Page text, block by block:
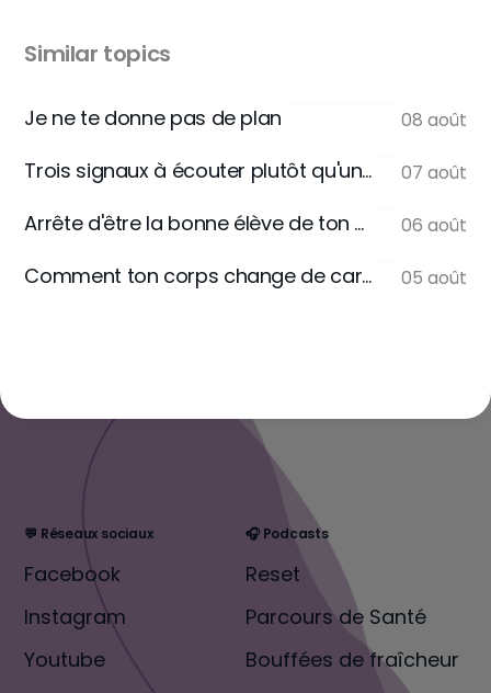
Similar topics
Je ne te donne pas de plan 08 août
Trois signaux à écouter plutôt qu'une règle 07 août
Arrête d'être la bonne élève de ton assiette 06 août
Comment ton corps change de carburant 05 août
💬 Réseaux sociaux
Facebook
Instagram
Youtube
🎧 Podcasts
Reset
Parcours de Santé
Bouffées de fraîcheur